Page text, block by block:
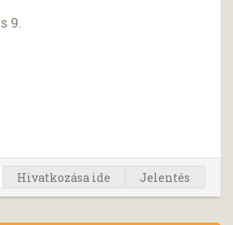
9.
Hivatkozása ide Jelentés